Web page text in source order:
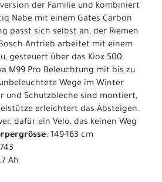
der Familie und kombiniert
Nabe mit einem Gates Carbon
passt sich selbst an, der Riemen
Antrieb arbeitet mit einem
gesteuert über das Kiox 500
M99 Pro Beleuchtung mit bis zu
Wege im Winter
und Schutzbleche sind montiert,
erleichtert das Absteigen.
dafür ein Velo, das keinen Weg
: 149-163 cm
Ah